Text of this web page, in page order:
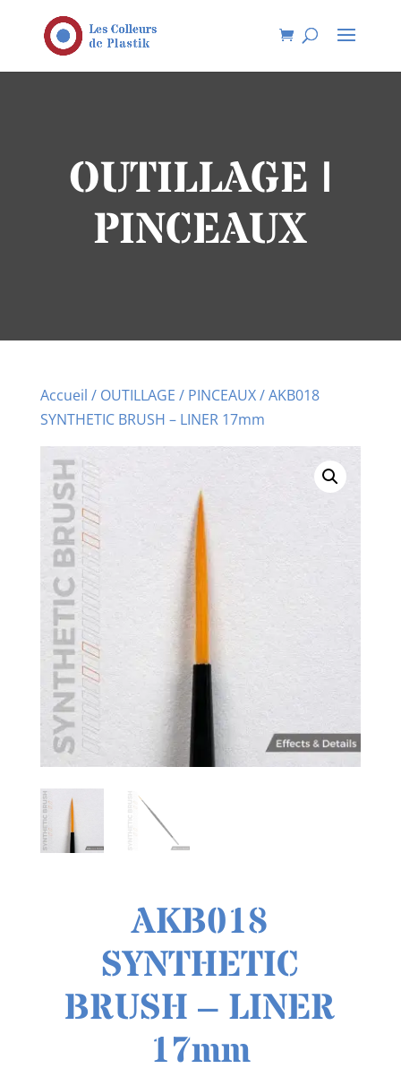
OUTILLAGE |
PINCEAUX
Accueil / OUTILLAGE / PINCEAUX/ AKB018
SYNTHETIC BRUSH – LINER 17mm
AKB018
SYNTHETIC
BRUSH – LINER
17mm